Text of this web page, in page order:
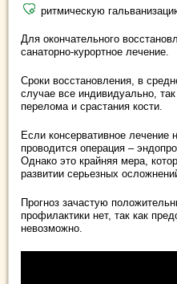
ритмическую
Для окончательного
санаторно-курортное лечение.
Сроки восстановления, в
случае все индивидуально,
перелома и срастания кости.
Если консервативное лечение
проводится операция –
Однако это крайняя мера,
развитии серьезных
Прогноз зачастую
профилактики нет, так как
невозможно.